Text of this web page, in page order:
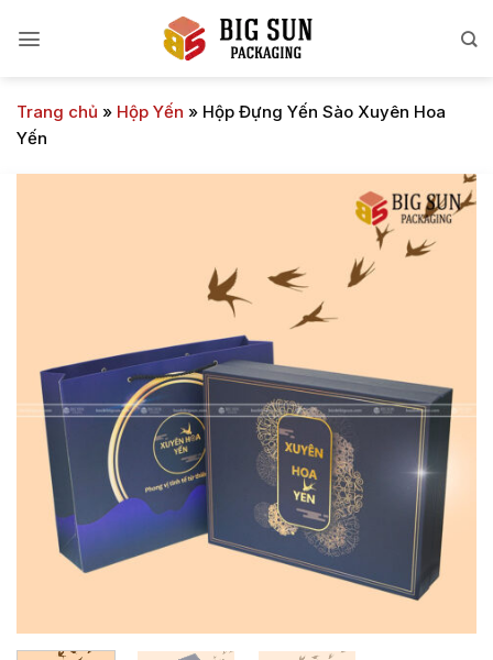
qua
Trang chủ » Hộp Yến » Hộp Đựng Yến Sào Xuyên Hoa
Yến